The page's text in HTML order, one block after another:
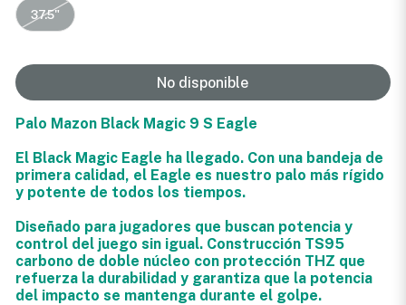
37.5"
No disponible
Palo Mazon Black Magic 9 S Eagle
El Black Magic Eagle ha llegado. Con una bandeja de
primera calidad, el Eagle es nuestro palo más rígido
y potente de todos los tiempos.
Diseñado para jugadores que buscan potencia y
control del juego sin igual. Construcción TS95
carbono de doble núcleo con protección THZ que
refuerza la durabilidad y garantiza que la potencia
del impacto se mantenga durante el golpe.